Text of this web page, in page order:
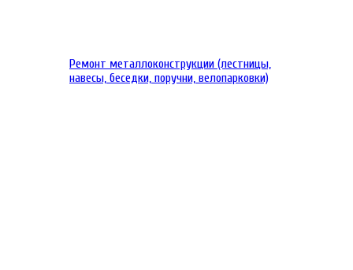
Ремонт металлоконструкции (лестницы,
навесы, беседки, поручни, велопарковки)